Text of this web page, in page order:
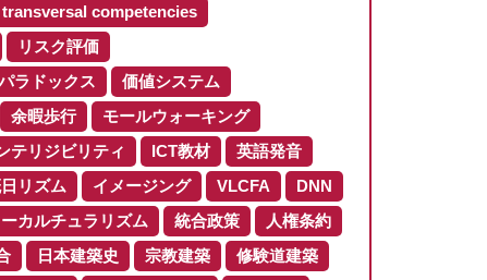
transversal competencies
リスク評価
ラドックス
価値システム
余暇歩行
モールウォーキング
テリジビリティ ICT教材
英語発音
リズム イメージング VLCFA
DNN
カルチュラリズム 統合政策
人権条約
日本建築史 宗教建築
修験道建築